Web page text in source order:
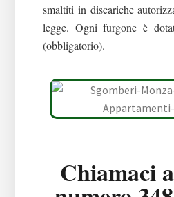
smaltiti in discariche
legge. Ogni furgone è
(obbligatorio).
Chiamaci